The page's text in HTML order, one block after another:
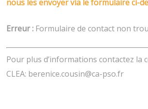
nous les envoyer via le formulaire ci-
Erreur : Formulaire de contact non
Pour plus d’informations contactez la
CLEA: berenice.cousin@ca-pso.fr